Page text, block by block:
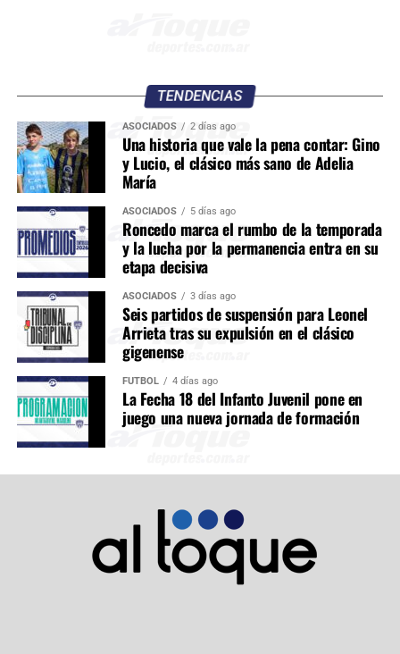
TENDENCIAS
ASOCIADOS 2 días ago
Una historia que vale la pena contar: Gino
y Lucio, el clásico más sano de Adelia
María
ASOCIADOS 5 días ago
Roncedo marca el rumbo de la temporada
y la lucha por la permanencia entra en su
etapa decisiva
ASOCIADOS 3 días ago
Seis partidos de suspensión para Leonel
Arrieta tras su expulsión en el clásico
gigenense
FÚTBOL 4 días ago
La Fecha 18 del Infanto Juvenil pone en
juego una nueva jornada de formación